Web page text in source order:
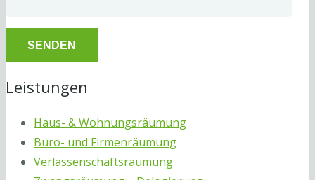
Leistungen
Haus- & Wohnungsräumung
Büro- und Firmenräumung
Verlassenschaftsräumung